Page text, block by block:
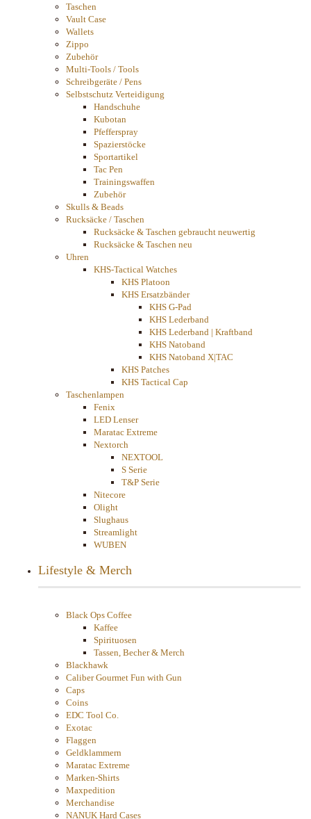
Taschen
Vault Case
Wallets
Zippo
Zubehör
Multi-Tools / Tools
Schreibgeräte / Pens
Selbstschutz Verteidigung
Handschuhe
Kubotan
Pfefferspray
Spazierstöcke
Sportartikel
Tac Pen
Trainingswaffen
Zubehör
Skulls & Beads
Rucksäcke / Taschen
Rucksäcke & Taschen gebraucht neuwertig
Rucksäcke & Taschen neu
Uhren
KHS-Tactical Watches
KHS Platoon
KHS Ersatzbänder
KHS G-Pad
KHS Lederband
KHS Lederband | Kraftband
KHS Natoband
KHS Natoband X|TAC
KHS Patches
KHS Tactical Cap
Taschenlampen
Fenix
LED Lenser
Maratac Extreme
Nextorch
NEXTOOL
S Serie
T&P Serie
Nitecore
Olight
Slughaus
Streamlight
WUBEN
Lifestyle & Merch
Black Ops Coffee
Kaffee
Spirituosen
Tassen, Becher & Merch
Blackhawk
Caliber Gourmet Fun with Gun
Caps
Coins
EDC Tool Co.
Exotac
Flaggen
Geldklammern
Maratac Extreme
Marken-Shirts
Maxpedition
Merchandise
NANUK Hard Cases